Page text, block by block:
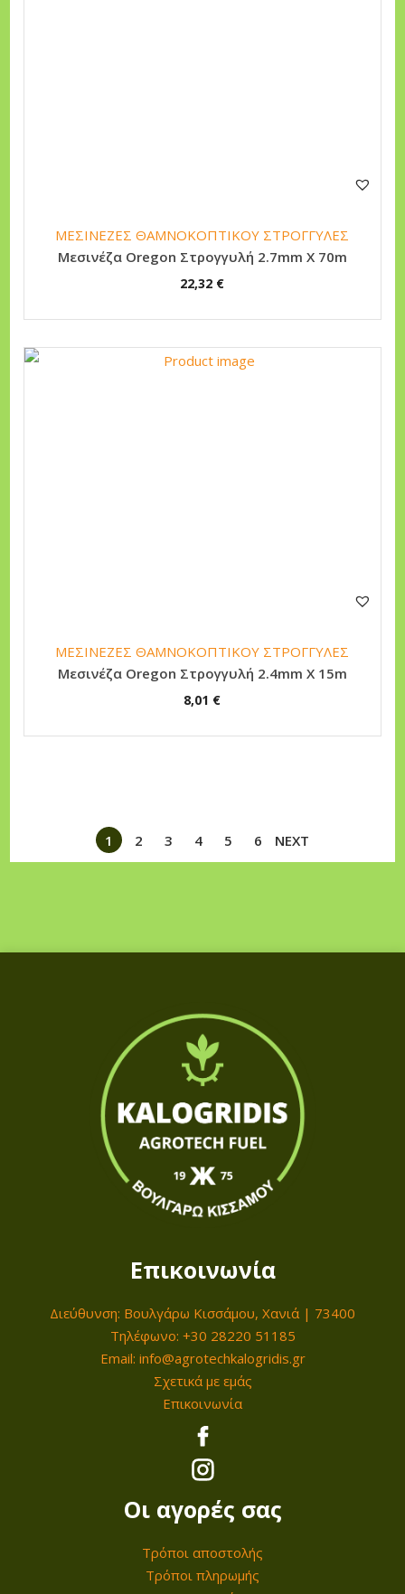
ΜΕΣΙΝΕΖΕΣ ΘΑΜΝΟΚΟΠΤΙΚΟΥ ΣΤΡΟΓΓΥΛΕΣ
Μεσινέζα Oregon Στρογγυλή 2.7mm Χ 70m
22,32 €
ΜΕΣΙΝΕΖΕΣ ΘΑΜΝΟΚΟΠΤΙΚΟΥ ΣΤΡΟΓΓΥΛΕΣ
Μεσινέζα Oregon Στρογγυλή 2.4mm Χ 15m
8,01 €
1 2 3 4 5 6 NEXT
Επικοινωνία
Διεύθυνση: Βουλγάρω Κισσάμου, Χανιά | 73400
Τηλέφωνο: +30 28220 51185
Email: info@agrotechkalogridis.gr
Σχετικά με εμάς
Επικοινωνία
Οι αγορές σας
Τρόποι αποστολής
Τρόποι πληρωμής